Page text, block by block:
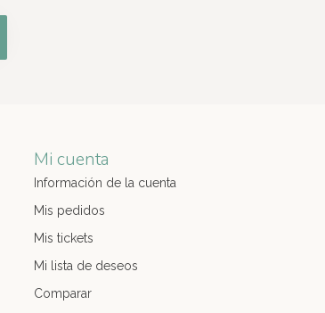
Mi cuenta
Información de la cuenta
Mis pedidos
Mis tickets
Mi lista de deseos
Comparar